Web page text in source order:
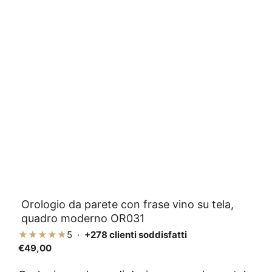
Orologio da parete con frase vino su tela,
quadro moderno OR031
★★★★★5 · +278 clienti soddisfatti
€49,00